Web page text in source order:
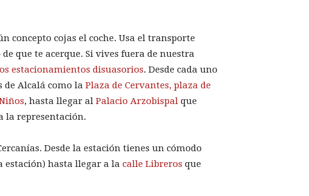
concepto cojas el coche. Usa el transporte
que te acerque. Si vives fuera de nuestra
estacionamientos disuasorios. Desde cada uno
de Alcalá como la Plaza de Cervantes, plaza de
, hasta llegar al Palacio Arzobispal que
la representación.
Desde la estación tienes un cómodo
estación) hasta llegar a la calle Libreros que